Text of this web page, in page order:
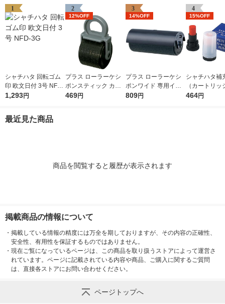
1
シャチハタ 回転ゴム
印 欧文日付 3号 NFD-
3G
1,293円
2
12%OFF
プラス ローラーケシ
ポンスティック カー
トリッジ 個人情報保
469円
3
14%OFF
プラス ローラーケシ
ポンワイド 専用イン
クカートリッジ 個人
809円
4
15%OFF
シャチハタ補
（カートリッ
ネーム・ネー
464円
最近見た商品
商品を閲覧すると履歴が表示されます
掲載商品の情報について
・ 掲載している情報の精度には万全を期しておりますが、その内容の正確性、
安全性、有用性を保証するものではありません。
・ 現在ご覧になっているページは、この商品を取り扱うストアによって運営さ
れています。ページに記載されている内容や商品、ご購入に関するご質問
は、直接各ストアにお問い合わせください。
ページトップへ